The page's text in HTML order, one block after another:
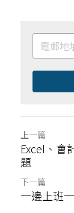
上一篇
Excel、會
題
下一篇
一邊上班